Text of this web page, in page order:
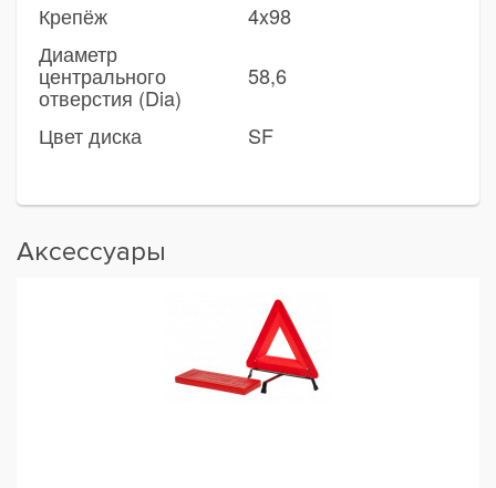
Крепёж
4x98
Диаметр
центрального
отверстия (Dia)
58,6
Цвет диска SF
Аксессуары